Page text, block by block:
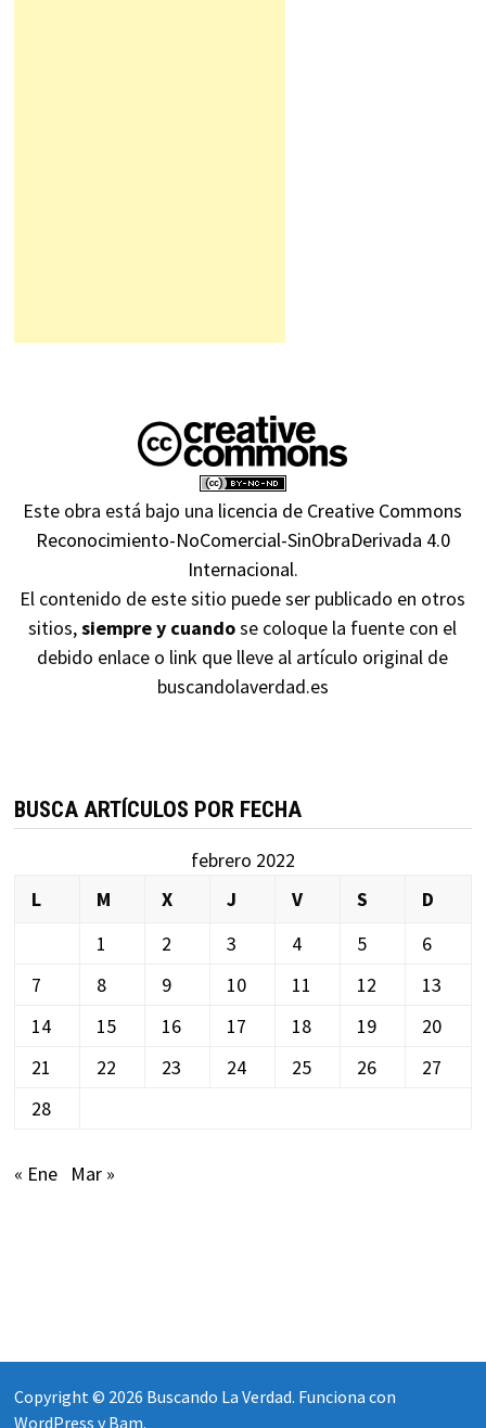
Este obra está bajo una licencia de Creative Commons
Reconocimiento-NoComercial-SinObraDerivada 4.0
Internacional.
El contenido de este sitio puede ser publicado en otros
sitios,siempre y cuandose coloque la fuente con el
debido enlace o link que lleve al artículo original de
buscandolaverdad.es
BUSCA ARTÍCULOS POR FECHA
febrero 2022
L
M X J V S
D
1
2 3 4 5
6
7
8 9 10 11 12
13
14
15 16 17 18 19
20
21
22 23 24 25 26
27
28
« Ene Mar »
Copyright © 2026 Buscando La Verdad. Funciona con
WordPress yBam.